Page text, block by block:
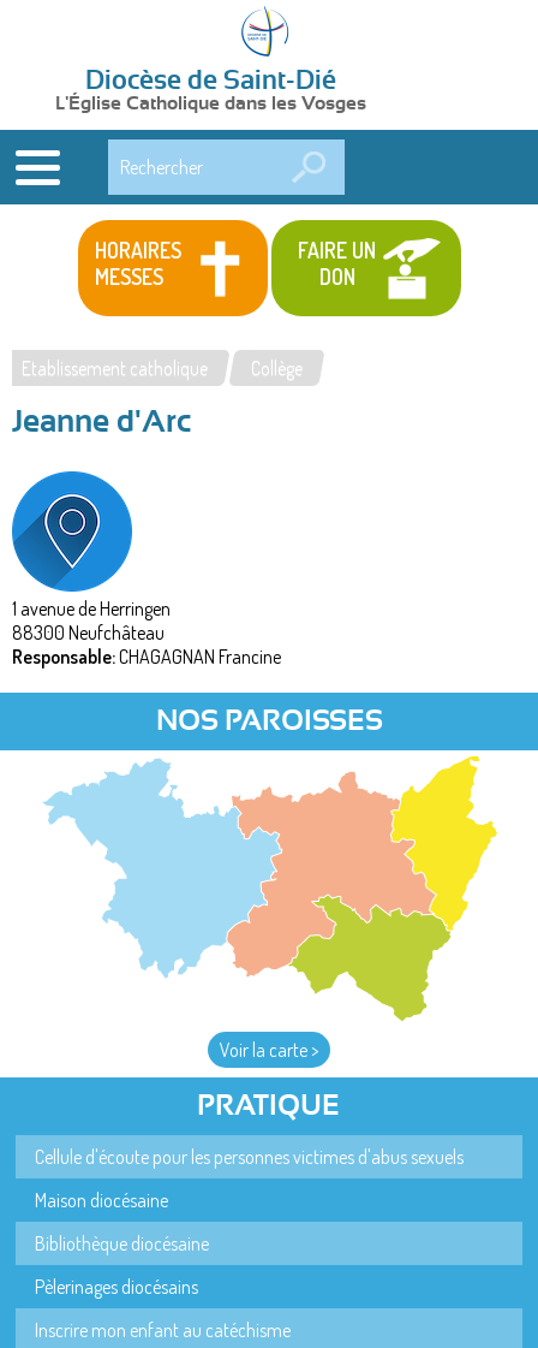
Diocèse de Saint-Dié
L'Église Catholique dans les Vosges
HORAIRES
MESSES
FAIRE UN
DON
Vous
êtes
ici
Etablissement catholique Collège
Jeanne d'Arc
1 avenue de Herringen
88300 Neufchâteau
Responsable:CHAGAGNAN Francine
NOS PAROISSES
Voir la carte >
PRATIQUE
Cellule d'écoute pour les personnes victimes d'abus sexuels
Maison diocésaine
Bibliothèque diocésaine
Pèlerinages diocésains
Inscrire mon enfant au catéchisme